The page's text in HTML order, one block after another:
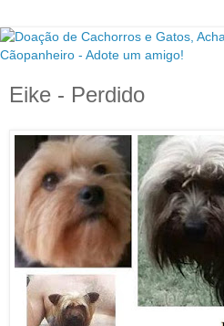
Eike - Perdido